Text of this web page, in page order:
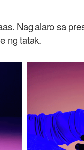
Naglalaro sa
ng tatak.